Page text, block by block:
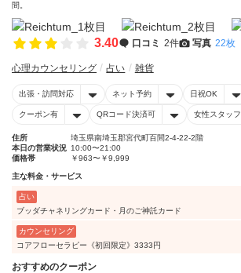
間。
3.40 口コミ 2件 写真 22枚
心理カウンセリング 占い 雑貨
出張・訪問対応 ネット予約 日祝OK
クーポン有 QRコード決済可 女性スタッフ
住所
埼玉県南埼玉郡宮代町百間2-4-22-2階
本日の営業状況 10:00〜21:00
価格帯
￥963〜￥9,999
主な料金・サービス
占い
ブッダチャネリングカード・月のご神託カード
カウンセリング
コアフローセラピー《初回限定》3333円
おすすめのクーポン